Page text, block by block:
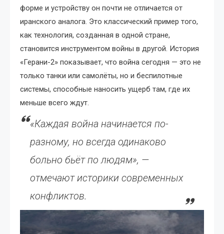
форме и устройству он почти не отличается от
иранского аналога. Это классический пример того,
как технология, созданная в одной стране,
становится инструментом войны в другой. История
«Герани-2» показывает, что война сегодня — это не
только танки или самолёты, но и беспилотные
системы, способные наносить ущерб там, где их
меньше всего ждут.
«Каждая война начинается по-
разному, но всегда одинаково
больно бьёт по людям», —
отмечают историки современных
конфликтов.